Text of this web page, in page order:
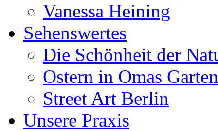
Vanessa Heining
Sehenswertes
Die Schönheit der
Ostern in Omas Garten
Street Art Berlin
Unsere Praxis